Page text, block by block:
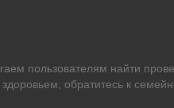
пользователям найти
обратитесь к